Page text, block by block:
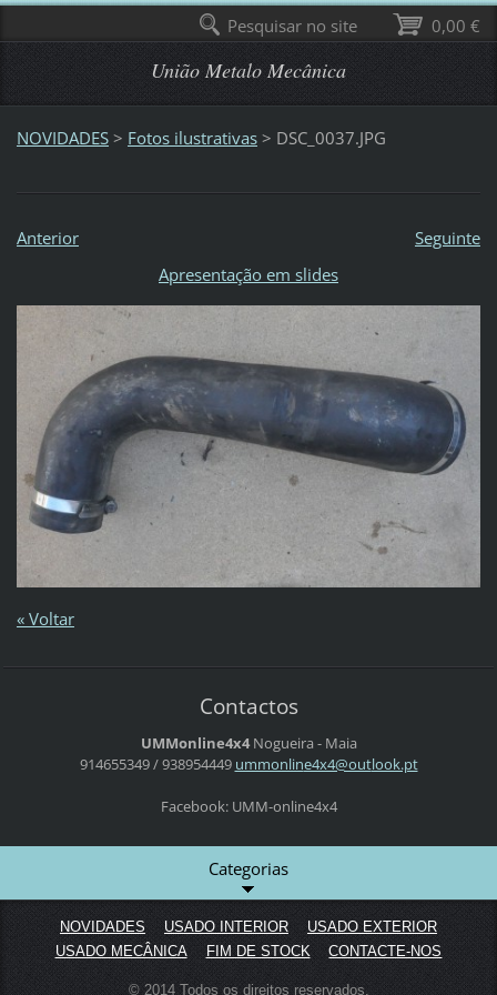
União Metalo Mecânica
NOVIDADES > Fotos ilustrativas > DSC_0037.JPG
Anterior
Seguinte
Apresentação em slides
« Voltar
Contactos
UMMonline4x4 Nogueira - Maia
914655349 / 938954449 ummonline4x4@outlook.pt
Facebook: UMM-online4x4
Categorias
NOVIDADES USADO INTERIOR
USADO EXTERIOR
USADO MECÂNICA
FIM DE STOCK CONTACTE-NOS
© 2014 Todos os direitos reservados.
0,00 €
Pesquisar no site